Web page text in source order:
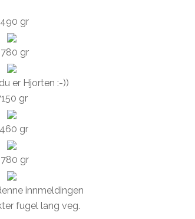
gr
gr
er Hjorten :-))
gr
gr
gr
innmeldingen
fugel lang veg.